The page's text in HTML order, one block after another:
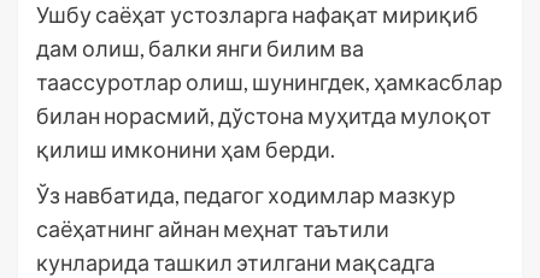
Ушбу саёҳат устозларга нафақат мириқиб
дам олиш, балки янги билим ва
таассуротлар олиш, шунингдек, ҳамкасблар
билан норасмий, дўстона муҳитда мулоқот
қилиш имконини ҳам берди.
Ўз навбатида, педагог ходимлар мазкур
саёҳатнинг айнан меҳнат таътили
кунларида ташкил этилгани мақсадга